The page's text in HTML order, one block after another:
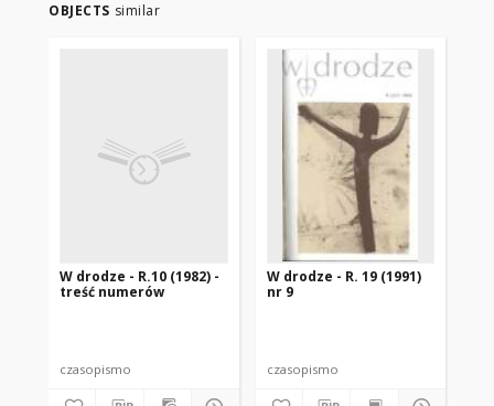
OBJECTS similar
W drodze - R.10 (1982) -
treść numerów
czasopismo
W drodze - R. 19 (1991)
nr 9
czasopismo